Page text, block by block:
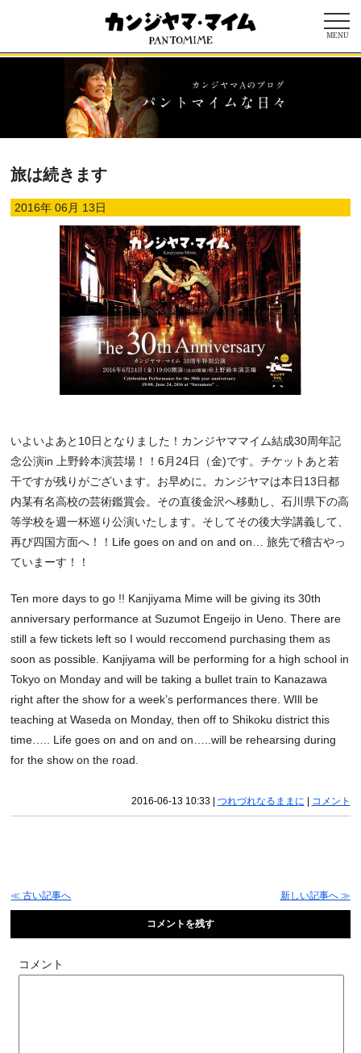
MENU
旅は続きます
2016年 06月 13日
いよいよあと10日となりました！カンジヤママイム結成30周年記
念公演in 上野鈴本演芸場！！6月24日（金)です。チケットあと若
干ですが残りがございます。お早めに。カンジヤマは本日13日都
内某有名高校の芸術鑑賞会。その直後金沢へ移動し、石川県下の高
等学校を週一杯巡り公演いたします。そしてその後大学講義して、
再び四国方面へ！！Life goes on and on and on… 旅先で稽古やっ
ていまーす！！
Ten more days to go !! Kanjiyama Mime will be giving its 30th
anniversary performance at Suzumot Engeijo in Ueno. There are
still a few tickets left so I would reccomend purchasing them as
soon as possible. Kanjiyama will be performing for a high school in
Tokyo on Monday and will be taking a bullet train to Kanazawa
right after the show for a week’s performances there. WIll be
teaching at Waseda on Monday, then off to Shikoku district this
time….. Life goes on and on and on…..will be rehearsing during
for the show on the road.
2016-06-13 10:33 つれづれなるままに コメント
≪ 古い記事へ 新しい記事へ ≫
コメントを残す
コメント